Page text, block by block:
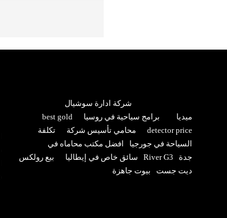
شركة ادارة سوشيال
ميديا
برامج سياحية في روسيا
best gold
detector price
محامي تأسيس شركة
تكلفة
السياحة في جورجيا
افضل مكتب محاماه في
جدة
River G3 سائق خاص في إيطاليا
بيع رولكس
ديت جست
بيوت جاهزة